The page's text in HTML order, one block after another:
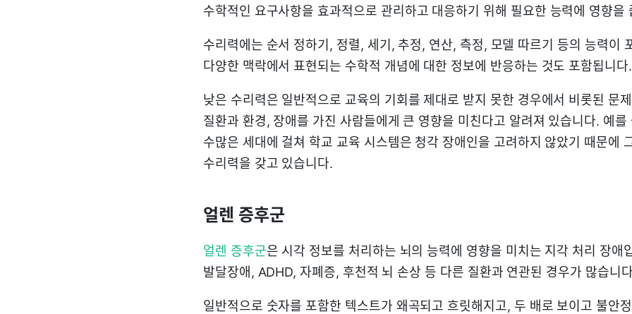
수학적인 요구사항을 효과적으로 관리하고 대응하기 위해 필요한 능력에 영향을
수리력에는 순서 정하기, 정렬, 세기, 추정, 연산, 측정, 모델 따르기 등의 능력이
다양한 맥락에서 표현되는 수학적 개념에 대한 정보에 반응하는 것도 포함됩니다.
낮은 수리력은 일반적으로 교육의 기회를 제대로 받지 못한 경우에서 비롯된 문
질환과 환경, 장애를 가진 사람들에게 큰 영향을 미친다고 알려져 있습니다. 예를
수많은 세대에 걸쳐 학교 교육 시스템은 청각 장애인을 고려하지 않았기 때문에
수리력을 갖고 있습니다.
얼렌 증후군
얼렌 증후군은 시각 정보를 처리하는 뇌의 능력에 영향을 미치는 지각 처리 장애
발달장애, ADHD, 자폐증, 후천적 뇌 손상 등 다른 질환과 연관된 경우가 많습니
일반적으로 숫자를 포함한 텍스트가 왜곡되고 흐릿해지고, 두 배로 보이고 불안